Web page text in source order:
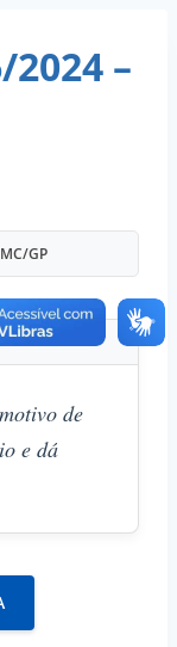
2024 –
GP
de
e dá